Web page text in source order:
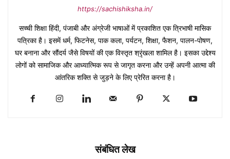
https://sachishiksha.in/
सच्ची शिक्षा हिंदी, पंजाबी और अंग्रेजी भाषाओं में प्रकाशित एक त्रिभाषी मासिक
पत्रिका है। इसमें धर्म, फिटनेस, पाक कला, पर्यटन, शिक्षा, फैशन, पालन-पोषण,
घर बनाना और सौंदर्य जैसे विषयों की एक विस्तृत श्रृंखला शामिल है। इसका उद्देश्य
लोगों को सामाजिक और आध्यात्मिक रूप से जागृत करना और उन्हें अपनी आत्मा की
आंतरिक शक्ति से जुड़ने के लिए प्रेरित करना है।
संबंधित लेख